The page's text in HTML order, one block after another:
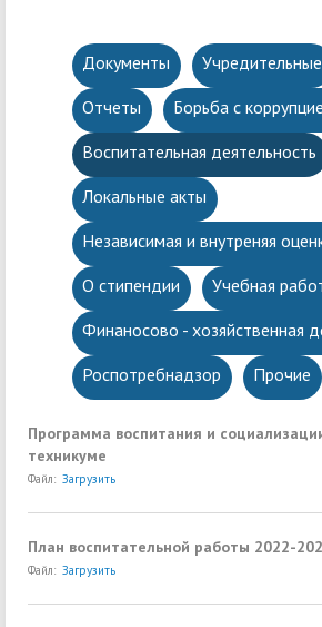
Документы Учредительные
Отчеты
Борьба с
Воспитательная деятельность
Локальные акты
Независимая и внутреняя
О стипендии
Учебная
Финаносово - хозяйственная
Роспотребнадзор
Прочие
Программа воспитания и
техникуме
Файл: Загрузить
План воспитательной работы 2022-
Файл: Загрузить